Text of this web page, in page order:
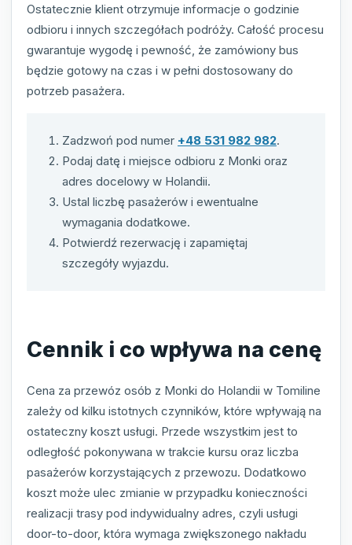
Ostatecznie klient otrzymuje informacje o godzinie
odbioru i innych szczegółach podróży. Całość procesu
gwarantuje wygodę i pewność, że zamówiony bus
będzie gotowy na czas i w pełni dostosowany do
potrzeb pasażera.
Zadzwoń pod numer +48 531 982 982.
Podaj datę i miejsce odbioru z Monki oraz
adres docelowy w Holandii.
Ustal liczbę pasażerów i ewentualne
wymagania dodatkowe.
Potwierdź rezerwację i zapamiętaj
szczegóły wyjazdu.
Cennik i co wpływa na cenę
Cena za przewóz osób z Monki do Holandii w Tomiline
zależy od kilku istotnych czynników, które wpływają na
ostateczny koszt usługi. Przede wszystkim jest to
odległość pokonywana w trakcie kursu oraz liczba
pasażerów korzystających z przewozu. Dodatkowo
koszt może ulec zmianie w przypadku konieczności
realizacji trasy pod indywidualny adres, czyli usługi
door-to-door, która wymaga zwiększonego nakładu